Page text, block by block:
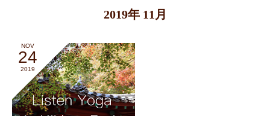
2019年 11月
NOV
24
2019